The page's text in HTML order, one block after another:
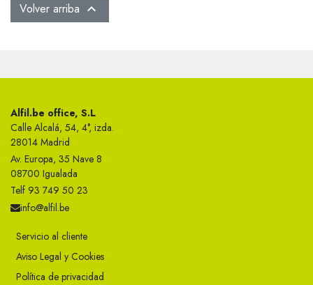
Volver arriba 
Alfil.be office, S.L
Calle Alcalá, 54, 4°, izda.
28014 Madrid
Av. Europa, 35 Nave 8
08700 Igualada
Telf 93 749 50 23
info@alfil.be
Servicio al cliente
Aviso Legal y Cookies
Política de privacidad